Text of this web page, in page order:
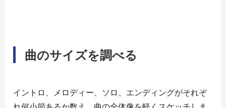
曲のサイズを調べる
イントロ、メロディー、ソロ、エンディングがそれぞ